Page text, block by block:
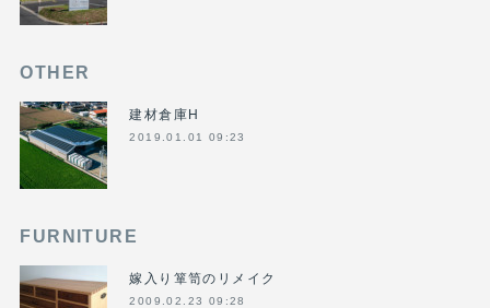
OTHER
建材倉庫H
2019.01.01 09:23
FURNITURE
嫁入り箪笥のリメイク
2009.02.23 09:28